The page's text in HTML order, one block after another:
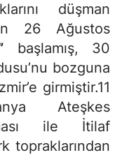
düşman
26 Ağustos
başlamış, 30
bozguna
girmiştir.11
Ateşkes
ile İtilaf
topraklarından